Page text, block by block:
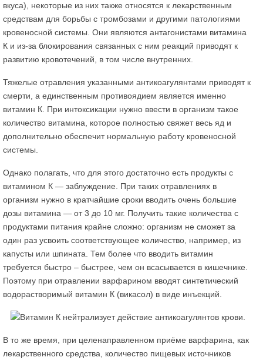
вкуса), некоторые из них также относятся к лекарственным
средствам для борьбы с тромбозами и другими патологиями
кровеносной системы. Они являются антагонистами витамина
К и из-за блокирования связанных с ним реакций приводят к
развитию кровотечений, в том числе внутренних.
Тяжелые отравления указанными антикоагулянтами приводят к
смерти, а единственным противоядием является именно
витамин К. При интоксикации нужно ввести в организм такое
количество витамина, которое полностью свяжет весь яд и
дополнительно обеспечит нормальную работу кровеносной
системы.
Однако полагать, что для этого достаточно есть продукты с
витамином К — заблуждение. При таких отравлениях в
организм нужно в кратчайшие сроки вводить очень большие
дозы витамина — от 3 до 10 мг. Получить такие количества с
продуктами питания крайне сложно: организм не сможет за
один раз усвоить соответствующее количество, например, из
капусты или шпината. Тем более что вводить витамин
требуется быстро – быстрее, чем он всасывается в кишечнике.
Поэтому при отравлении варфарином вводят синтетический
водорастворимый витамин К (викасол) в виде инъекций.
В то же время, при целенаправленном приёме варфарина, как
лекарственного средства, количество пищевых источников